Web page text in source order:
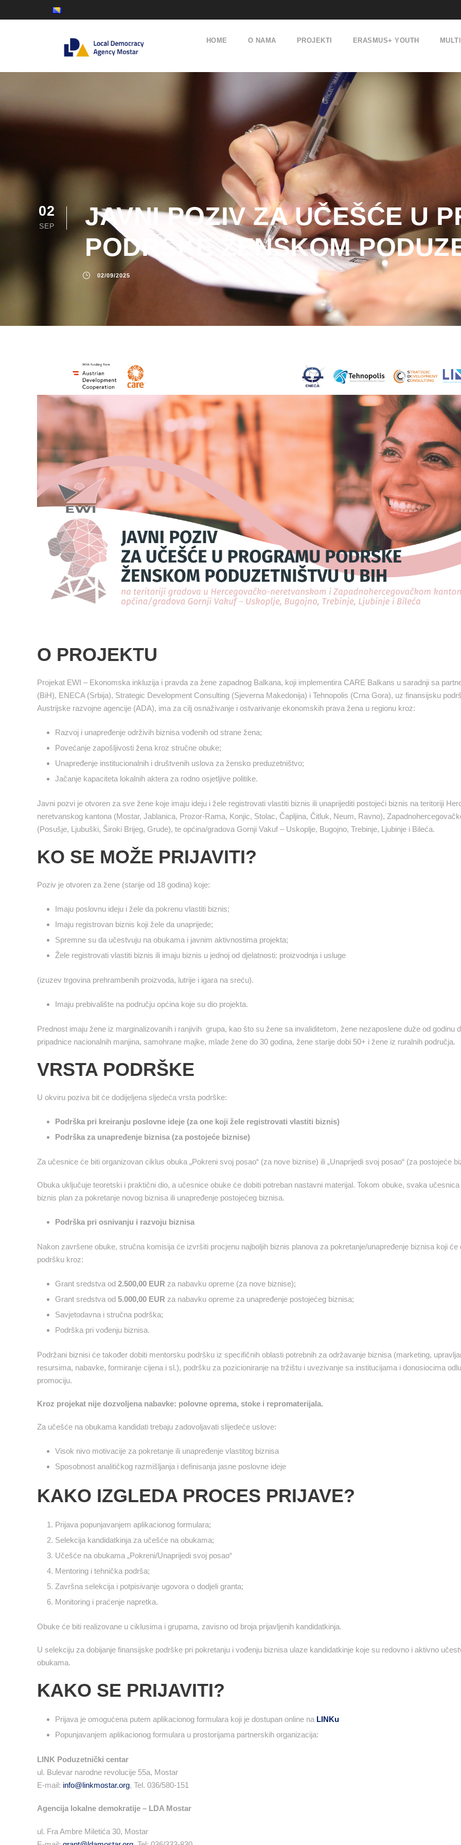
HOME O NAMA PROJEKTI ERASMUS+ YOUTH
02
SEP
JAVNI POZIV ZA UČEŠĆE U
PODRŠKE ŽENSKOM
02/09/2025
O PROJEKTU
Projekat EWI – Ekonomska inkluzija i pravda za žene zapadnog Balkana, koji implementira CARE Balkans u saradnji sa
(BiH), ENECA (Srbija), Strategic Development Consulting (Sjeverna Makedonija) i Tehnopolis (Crna Gora), uz finansijsku
Austrijske razvojne agencije (ADA), ima za cilj osnaživanje i ostvarivanje ekonomskih prava žena u regionu kroz:
Razvoj i unapređenje održivih biznisa vođenih od strane žena;
Povećanje zapošljivosti žena kroz stručne obuke;
Unapređenje institucionalnih i društvenih uslova za žensko preduzetništvo;
Jačanje kapaciteta lokalnih aktera za rodno osjetljive politike.
Javni pozvi je otvoren za sve žene koje imaju ideju i žele registrovati vlastiti biznis ili unaprijediti postojeći biznis na teritoriji
neretvanskog kantona (Mostar, Jablanica, Prozor-Rama, Konjic, Stolac, Čapljina, Čitluk, Neum, Ravno),
(Posušje, Ljubuški, Široki Brijeg, Grude), te općina/gradova Gornji Vakuf – Uskoplje, Bugojno, Trebinje, Ljubinje i Bileća.
KO SE MOŽE PRIJAVITI?
Poziv je otvoren za žene (starije od 18 godina) koje:
Imaju poslovnu ideju i žele da pokrenu vlastiti biznis;
Imaju registrovan biznis koji žele da unaprijede;
Spremne su da učestvuju na obukama i javnim aktivnostima projekta;
Žele registrovati vlastiti biznis ili imaju biznis u jednoj od djelatnosti: proizvodnja i usluge
(izuzev trgovina prehrambenih proizvoda, lutrije i igara na sreću).
Imaju prebivalište na području općina koje su dio projekta.
Prednost imaju žene iz marginalizovanih i ranjivih grupa, kao što su žene sa invaliditetom, žene nezaposlene duže od godinu
pripadnice nacionalnih manjina, samohrane majke, mlade žene do 30 godina, žene starije dobi 50+ i žene iz ruralnih područja.
VRSTA PODRŠKE
U okviru poziva bit će dodijeljena sljedeća vrsta podrške:
Podrška pri kreiranju poslovne ideje (za one koji žele registrovati vlastiti biznis)
Podrška za unapređenje biznisa (za postojeće biznise)
Za učesnice će biti organizovan ciklus obuka „Pokreni svoj posao“ (za nove biznise) ili „Unaprijedi svoj posao“ (za postojeće
Obuka uključuje teoretski i praktični dio, a učesnice obuke će dobiti potreban nastavni materijal. Tokom obuke, svaka
biznis plan za pokretanje novog biznisa ili unapređenje postojećeg biznisa.
Podrška pri osnivanju i razvoju biznisa
Nakon završene obuke, stručna komisija će izvršiti procjenu najboljih biznis planova za pokretanje/unapređenje biznisa koji će
podršku kroz:
Grant sredstva od 2.500,00 EUR za nabavku opreme (za nove biznise);
Grant sredstva od 5.000,00 EUR za nabavku opreme za unapređenje postojećeg biznisa;
Savjetodavna i stručna podrška;
Podrška pri vođenju biznisa.
Podržani biznisi će također dobiti mentorsku podršku iz specifičnih oblasti potrebnih za održavanje biznisa (marketing,
resursima, nabavke, formiranje cijena i sl.), podršku za pozicioniranje na tržištu i uvezivanje sa institucijama i donosiocima
promociju.
Kroz projekat nije dozvoljena nabavke: polovne oprema, stoke i repromaterijala.
Za učešće na obukama kandidati trebaju zadovoljavati slijedeće uslove:
Visok nivo motivacije za pokretanje ili unapređenje vlastitog biznisa
Sposobnost analitičkog razmišljanja i definisanja jasne poslovne ideje
KAKO IZGLEDA PROCES PRIJAVE?
Prijava popunjavanjem aplikacionog formulara;
Selekcija kandidatkinja za učešće na obukama;
Učešće na obukama „Pokreni/Unaprijedi svoj posao“
Mentoring i tehnička podrša;
Završna selekcija i potpisivanje ugovora o dodjeli granta;
Monitoring i praćenje napretka.
Obuke će biti realizovane u ciklusima i grupama, zavisno od broja prijavljenih kandidatkinja.
U selekciju za dobijanje finansijske podrške pri pokretanju i vođenju biznisa ulaze kandidatkinje koje su redovno i aktivno
obukama.
KAKO SE PRIJAVITI?
Prijava je omogućena putem aplikacionog formulara koji je dostupan online na LINKu
Popunjavanjem aplikacionog formulara u prostorijama partnerskih organizacija:
LINK Poduzetnički centar
ul. Bulevar narodne revolucije 55a, Mostar
E-mail: info@linkmostar.org, Tel. 036/580-151
Agencija lokalne demokratije – LDA Mostar
ul. Fra Ambre Miletića 30, Mostar